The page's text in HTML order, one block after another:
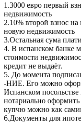
1.3000 евро первый
недвижимость
2.10% второй взнос
новую недвижимость
3.Остальная сума
4. В испанском банке
стоимости
кредит не выдаёт.
5. До момента
-НИЕ. Его можно
Испанском
нотариально
купчю можно как
6.Документы для